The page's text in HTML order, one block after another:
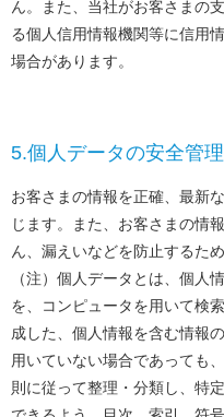
ん。また、当社がお客さまの
る個人信用情報機関等に信用
場合があります。
5.個人データの安全管
お客さまの情報を正確、最新
じます。また、お客さまの情
ん、漏えいなどを防止するた
（注）個人データとは、個人
を、コンピュータを用いて検
成した、個人情報を含む情報
用いていない場合であっても
則に従って整理・分類し、特